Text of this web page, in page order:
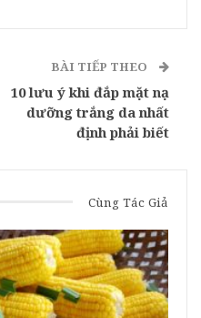
BÀI TIẾP THEO
10 lưu ý khi đắp mặt nạ
dưỡng trắng da nhất
định phải biết
Cùng Tác Giả